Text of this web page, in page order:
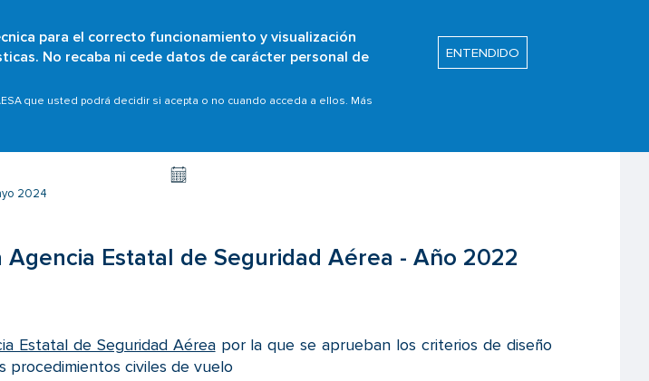
para el correcto funcionamiento y visualización
No recaba ni cede datos de carácter personal de
que usted podrá decidir si acepta o no cuando acceda a ellos. Más
ENTENDIDO
Pasar
al
principal
Organizaciones Ámbitos Prom. de Seguridad
Buscar
Estatal de Seguridad Aérea
2024
Agencia Estatal de Seguridad Aérea - Año 2022
Estatal de Seguridad Aéreapor la que se aprueban los criterios de diseño
procedimientos civiles de vuelo